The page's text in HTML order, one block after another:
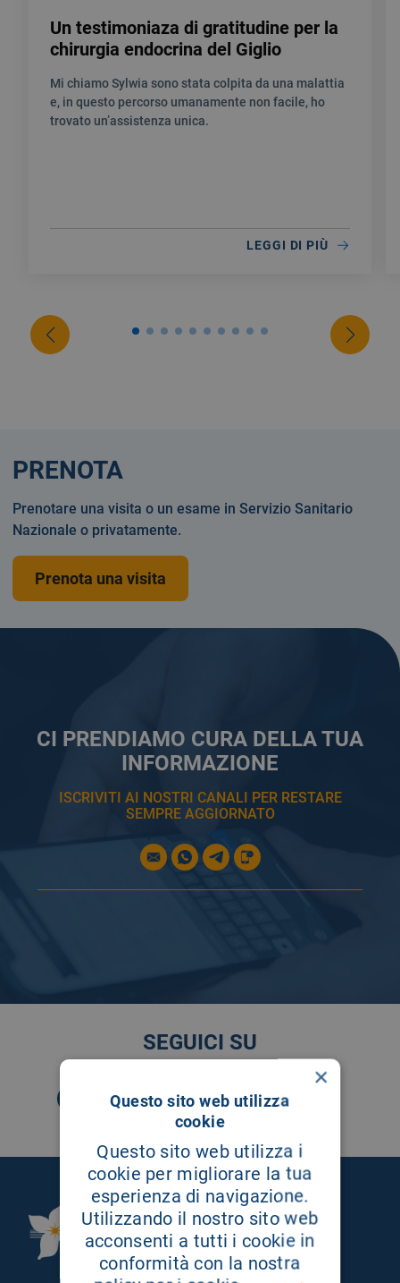
Un testimoniaza di gratitudine per la
chirurgia endocrina del Giglio
Mi chiamo Sylwia sono stata colpita da una malattia
e, in questo percorso umanamente non facile, ho
trovato un’assistenza unica.
LEGGI DI PIÙ
CI PRENDIAMO CURA DELLA TUA
INFORMAZIONE
ISCRIVITI AI NOSTRI CANALI PER RESTARE
SEMPRE AGGIORNATO
PRENOTA
Prenotare una visita o un esame in Servizio Sanitario
Nazionale o privatamente.
Prenota una visita
SEGUICI SU
Fondazione Istituto
G.Giglio di Cefalù
×
Questo sito web utilizza
cookie
Questo sito web utilizza i
cookie per migliorare la tua
esperienza di navigazione.
Utilizzando il nostro sito web
acconsenti a tutti i cookie in
conformità con la nostra